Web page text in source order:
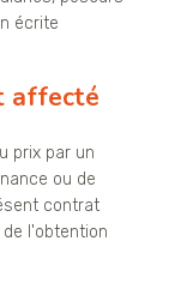
écrite
affecté
prix par un
ou de
contrat
l'obtention